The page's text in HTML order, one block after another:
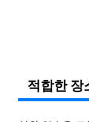
적합한 장